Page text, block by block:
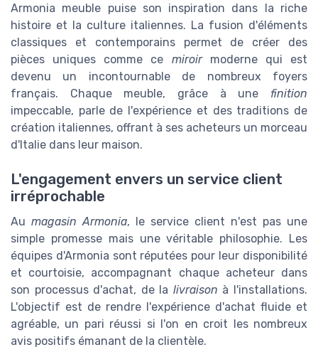
Armonia meuble puise son inspiration dans la riche
histoire et la culture italiennes. La fusion d'éléments
classiques et contemporains permet de créer des
pièces uniques comme ce miroirmoderne qui est
devenu un incontournable de nombreux foyers
français. Chaque meuble, grâce à une finition
impeccable, parle de l'expérience et des traditions de
création italiennes, offrant à ses acheteurs un morceau
d'Italie dans leur maison.
L'engagement envers un service client
irréprochable
Au magasin Armonia, le service client n'est pas une
simple promesse mais une véritable philosophie. Les
équipes d'Armonia sont réputées pour leur disponibilité
et courtoisie, accompagnant chaque acheteur dans
son processus d'achat, de la livraison à l'installations.
L'objectif est de rendre l'expérience d'achat fluide et
agréable, un pari réussi si l'on en croit les nombreux
avis positifs émanant de la clientèle.